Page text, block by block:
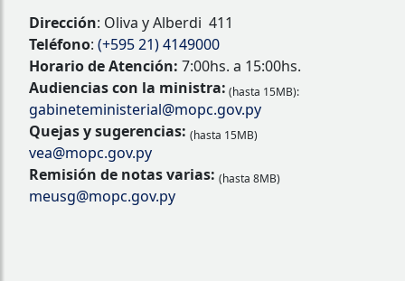
Dirección: Oliva y Alberdi 411
Teléfono: (+595 21) 4149000
Horario de Atención: 7:00hs. a 15:00hs.
Audiencias con la ministra: (hasta 15MB):
gabineteministerial@mopc.gov.py
Quejas y sugerencias: (hasta 15MB)
vea@mopc.gov.py
Remisión de notas varias: (hasta 8MB)
meusg@mopc.gov.py